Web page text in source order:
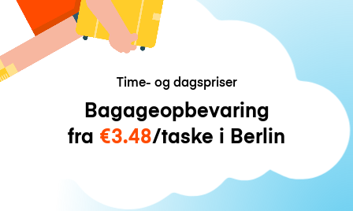
Time- og dagspriser
Bagageopbevaring
fra €3.48/taske i Berlin